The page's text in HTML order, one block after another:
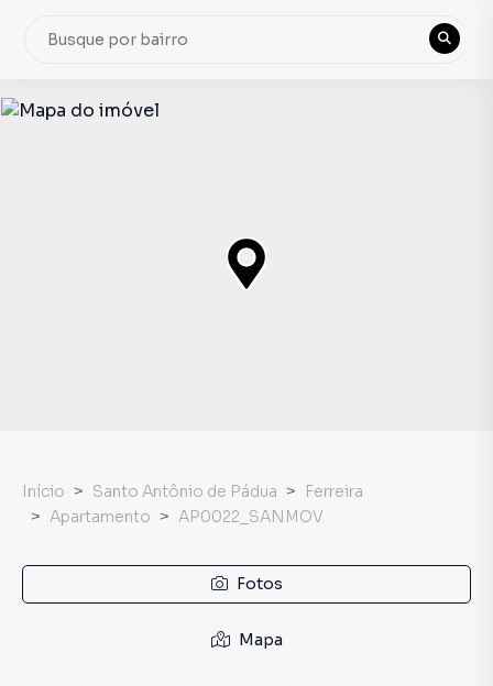
Início Santo Antônio de Pádua
Ferreira
Apartamento
AP0022_SANMOV
Fotos
Mapa